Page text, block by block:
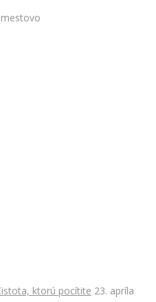
ktorú pocítite 23. apríla